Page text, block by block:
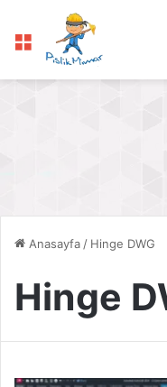
Menü
Anasayfa / Hinge DWG
Hinge